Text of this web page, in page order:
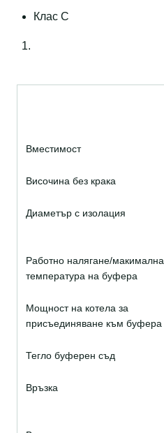
Клас C
Вместимост
Височина без крака
Диаметър с изолация
Работно налягане/макимална
температура на буфера
Мощност на котела за
присъединяване към буфера
Тегло буферен съд
Връзка